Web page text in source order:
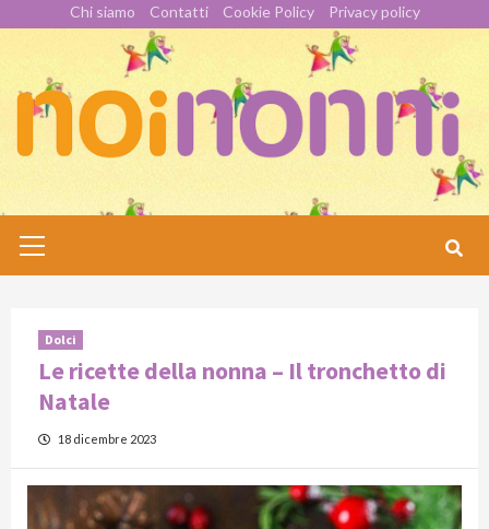
content
Chi siamo Contatti Cookie Policy Privacy policy
Menu
Dolci
Le ricette della nonna – Il tronchetto di
Natale
18 dicembre 2023